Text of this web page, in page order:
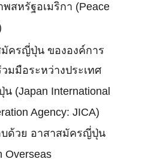
สหรัฐอเมริกา (Peace
มัครญี่ปุ่น ขององค์การ
มมือระหว่างประเทศ
(Japan International
Agency: JICA)
ด้วย อาสาสมัครญี่ปุ่น
Overseas